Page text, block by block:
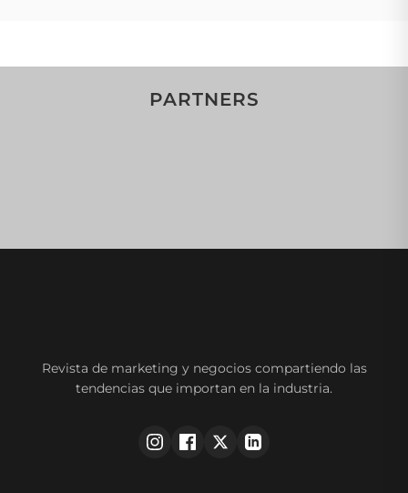
PARTNERS
Revista de marketing y negocios compartiendo las
tendencias que importan en la industria.